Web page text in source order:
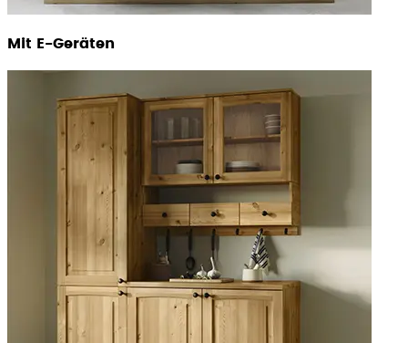
Mit E-Geräten